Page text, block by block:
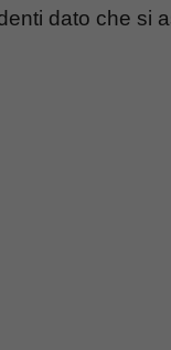
dato che si